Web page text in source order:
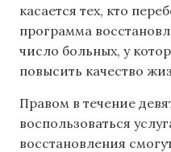
касается тех, кто
программа
число больных, у
повысить качество
Правом в течение
воспользоваться
восстановления